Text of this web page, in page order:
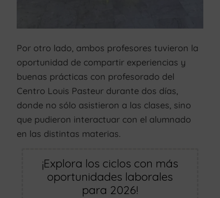
Por otro lado, ambos profesores tuvieron la
oportunidad de compartir experiencias y
buenas prácticas con profesorado del
Centro Louis Pasteur durante dos días,
donde no sólo asistieron a las clases, sino
que pudieron interactuar con el alumnado
en las distintas materias.
¡Explora los ciclos con más
oportunidades laborales
para 2026!